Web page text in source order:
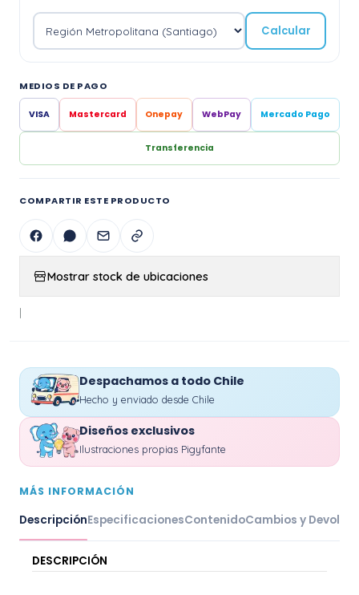
Calcular
MEDIOS DE PAGO
VISA Mastercard Onepay WebPay Mercado Pago
Transferencia
COMPARTIR ESTE PRODUCTO
Mostrar stock de ubicaciones
|
Despachamos a todo Chile
Hecho y enviado desde Chile
Diseños exclusivos
Ilustraciones propias Pigyfante
MÁS INFORMACIÓN
DescripciónEspecificacionesContenidoCambios y
DESCRIPCIÓN